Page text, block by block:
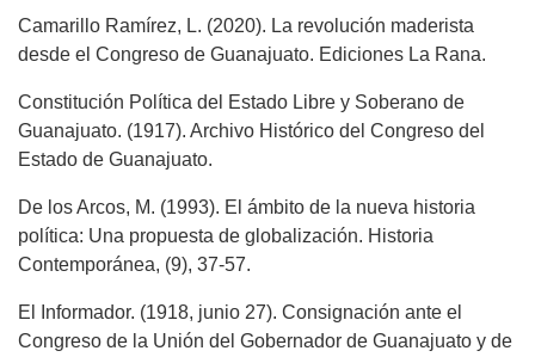
Camarillo Ramírez, L. (2020). La revolución maderista
desde el Congreso de Guanajuato. Ediciones La Rana.
Constitución Política del Estado Libre y Soberano de
Guanajuato. (1917). Archivo Histórico del Congreso del
Estado de Guanajuato.
De los Arcos, M. (1993). El ámbito de la nueva historia
política: Una propuesta de globalización. Historia
Contemporánea, (9), 37-57.
El Informador. (1918, junio 27). Consignación ante el
Congreso de la Unión del Gobernador de Guanajuato y de